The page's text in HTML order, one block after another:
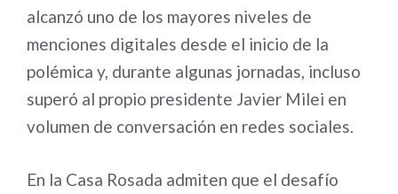
alcanzó uno de los mayores niveles de
menciones digitales desde el inicio de la
polémica y, durante algunas jornadas, incluso
superó al propio presidente Javier Milei en
volumen de conversación en redes sociales.
En la Casa Rosada admiten que el desafío